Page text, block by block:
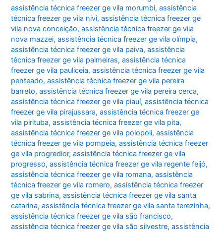
assistência técnica freezer ge vila morumbi,assistência
técnica freezer ge vila nivi,assistência técnica freezer ge
vila nova conceição,assistência técnica freezer ge vila
nova mazzei,assistência técnica freezer ge vila olímpia,
assistência técnica freezer ge vila paiva,assistência
técnica freezer ge vila palmeiras,assistência técnica
freezer ge vila pauliceia,assistência técnica freezer ge vila
penteado,assistência técnica freezer ge vila pereira
barreto,assistência técnica freezer ge vila pereira cerca,
assistência técnica freezer ge vila piauí,assistência técnica
freezer ge vila pirajussara,assistência técnica freezer ge
vila pirituba,assistência técnica freezer ge vila pita,
assistência técnica freezer ge vila polopoli,assistência
técnica freezer ge vila pompeia,assistência técnica freezer
ge vila progredior,assistência técnica freezer ge vila
progresso,assistência técnica freezer ge vila regente feijó,
assistência técnica freezer ge vila romana,assistência
técnica freezer ge vila romero,assistência técnica freezer
ge vila sabrina,assistência técnica freezer ge vila santa
catarina,assistência técnica freezer ge vila santa terezinha,
assistência técnica freezer ge vila são francisco,
assistência técnica freezer ge vila são silvestre,assistência